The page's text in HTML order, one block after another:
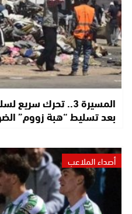
المسيرة 3.. تحرك
بعد تسليط “هبة زووم”
أصداء الملاعب